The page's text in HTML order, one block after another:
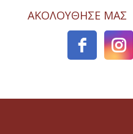
ΑΚΟΛΟΥΘΗΣΕ ΜΑΣ